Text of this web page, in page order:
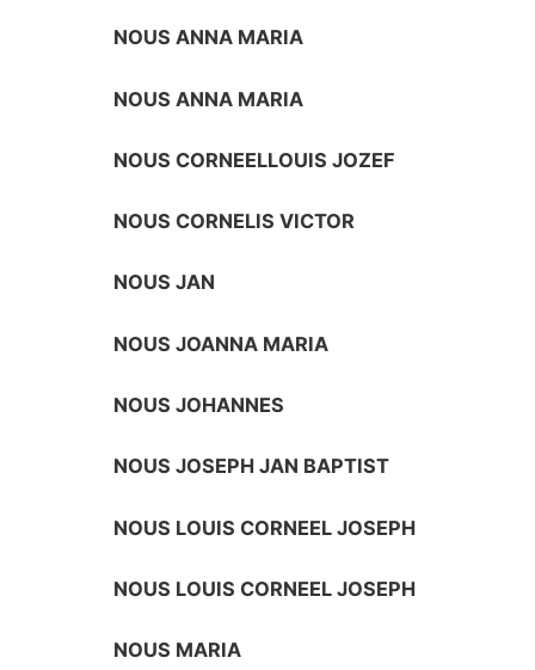
NOUS ANNA MARIA
NOUS ANNA MARIA
NOUS CORNEELLOUIS JOZEF
NOUS CORNELIS VICTOR
NOUS JAN
NOUS JOANNA MARIA
NOUS JOHANNES
NOUS JOSEPH JAN BAPTIST
NOUS LOUIS CORNEEL JOSEPH
NOUS LOUIS CORNEEL JOSEPH
NOUS MARIA